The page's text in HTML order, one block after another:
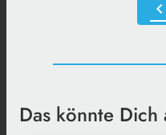
chevron_left
Das könnte